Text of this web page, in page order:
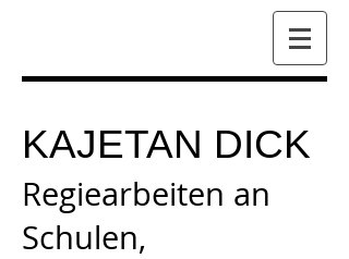
KAJETAN DICK
Regiearbeiten an
Schulen,